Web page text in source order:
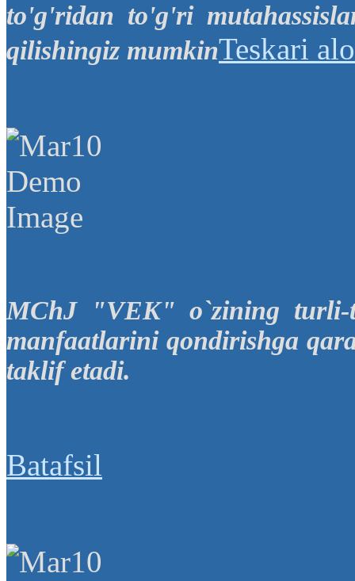
to'g'ridan to'g'ri
qilishingiz mumkinTeskari
MChJ "VEK" o`zining turli-
manfaatlarini qondirishga
taklif etadi.
Batafsil